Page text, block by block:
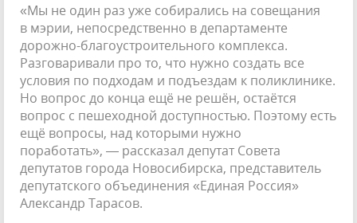
«Мы не один раз уже собирались на совещания
в мэрии, непосредственно в департаменте
дорожно-благоустроительного комплекса.
Разговаривали про то, что нужно создать все
условия по подходам и подъездам к поликлинике.
Но вопрос до конца ещё не решён, остаётся
вопрос с пешеходной доступностью. Поэтому есть
ещё вопросы, над которыми нужно
поработать», — рассказал депутат Совета
депутатов города Новосибирска, представитель
депутатского объединения «Единая Россия»
Александр Тарасов.